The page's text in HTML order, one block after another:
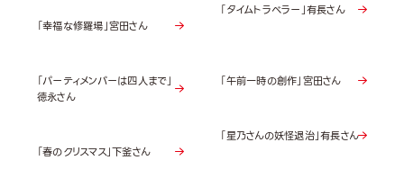
「タイムトラベラー」有長さん
「幸福な修羅場」宮田さん
「パーティメンバーは四人まで」
徳永さん
「午前一時の創作」宮田さん
「星乃さんの妖怪退治」有長さん
「春のクリスマス」下釜さん